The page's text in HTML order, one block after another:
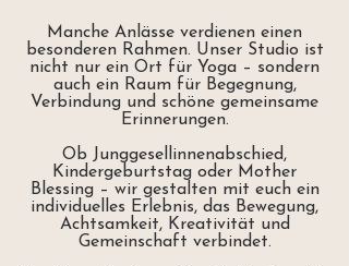
Manche Anlässe verdienen einen
besonderen Rahmen. Unser Studio ist
nicht nur ein Ort für Yoga – sondern
auch ein Raum für Begegnung,
Verbindung und schöne gemeinsame
Erinnerungen.
Ob Junggesellinnenabschied,
Kindergeburtstag oder Mother
Blessing – wir gestalten mit euch ein
individuelles Erlebnis, das Bewegung,
Achtsamkeit, Kreativität und
Gemeinschaft verbindet.